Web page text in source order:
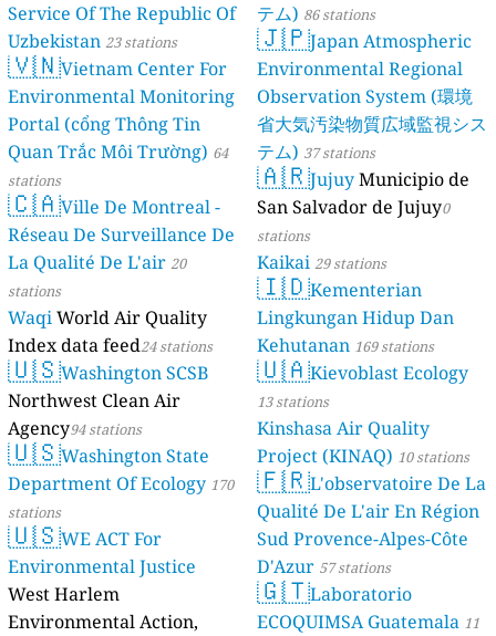
テム) 86 stations
🇯🇵Japan Atmospheric
Environmental Regional
Observation System (環境
省大気汚染物質広域監視シス
テム) 37 stations
🇦🇷JujuyMunicipio de
San Salvador de Jujuy0
stations
Kaikai 29 stations
🇮🇩Kementerian
Lingkungan Hidup Dan
Kehutanan 169 stations
🇺🇦Kievoblast Ecology
13 stations
Kinshasa Air Quality
Project (KINAQ) 10 stations
🇫🇷L'observatoire De La
Qualité De L'air En Région
Sud Provence-Alpes-Côte
D'Azur 57 stations
🇬🇹Laboratorio
ECOQUIMSA Guatemala 11
Service Of The Republic Of
Uzbekistan 23 stations
🇻🇳Vietnam Center For
Environmental Monitoring
Portal (cổng Thông Tin
Quan Trắc Môi Trường) 64
stations
🇨🇦Ville De Montreal -
Réseau De Surveillance De
La Qualité De L'air 20
stations
WaqiWorld Air Quality
Index data feed24 stations
🇺🇸Washington SCSB
Northwest Clean Air
Agency94 stations
🇺🇸Washington State
Department Of Ecology 170
stations
🇺🇸WE ACT For
Environmental Justice
West Harlem
Environmental Action,